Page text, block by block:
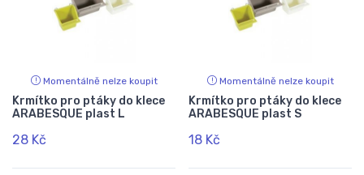
Momentálně nelze koupit
Krmítko pro ptáky do klece
ARABESQUE plast L
28 Kč
Momentálně nelze koupit
Krmítko pro ptáky do klece
ARABESQUE plast S
18 Kč